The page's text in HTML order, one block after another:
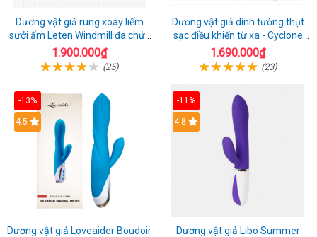
Dương vật giả rung xoay liếm
sưởi ấm Leten Windmill đa chức
năng
1.900.000₫
(25)
Dương vật giả dính tường thụt
sạc điều khiển từ xa - Cyclone
Fire
1.690.000₫
(23)
-13%
4.5
Dương vật giả Loveaider Boudoir
-11%
4.8
Dương vật giả Libo Summer